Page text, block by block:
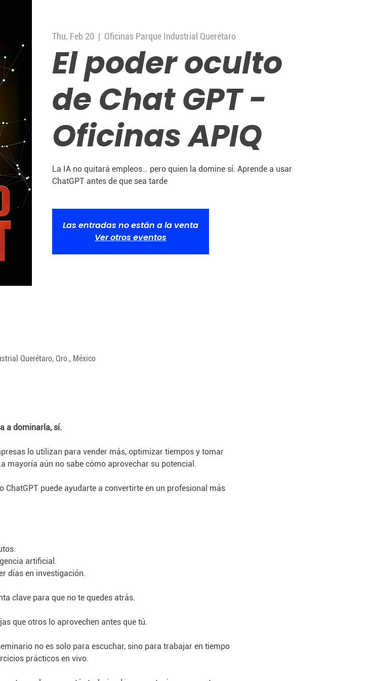
Thu, Feb 20
  |
Oficinas Parque Industrial Querétaro
El poder oculto
de Chat GPT -
Oficinas APIQ
La IA no quitará empleos… pero quien la domine sí. Aprende a usar
ChatGPT antes de que sea tarde
Las entradas no están a la venta
Ver otros eventos
Querétaro, Qro., México
a dominarla, sí.
lo utilizan para vender más, optimizar tiempos y tomar
mayoría aún no sabe cómo aprovechar su potencial.
ChatGPT puede ayudarte a convertirte en un profesional más
artificial.
días en investigación.
clave para que no te quedes atrás.
que otros lo aprovechen antes que tú.
no es solo para escuchar, sino para trabajar en tiempo
prácticos en vivo.